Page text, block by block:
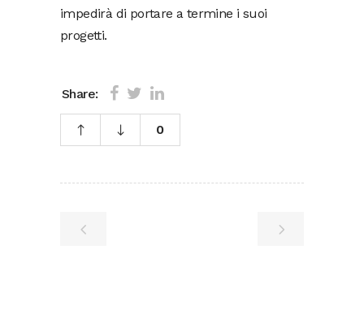
impedirà di portare a termine i suoi
progetti.
Share:
0